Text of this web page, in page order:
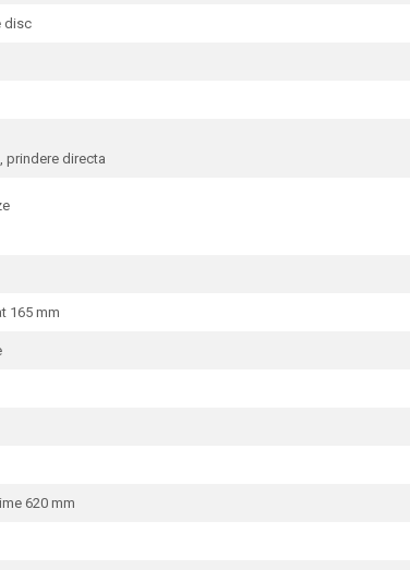
disc
prindere directa
165 mm
620 mm